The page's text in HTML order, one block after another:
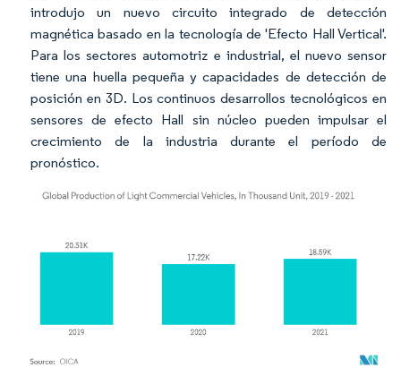
introdujo un nuevo circuito integrado de detección
magnética basado en la tecnología de 'Efecto Hall Vertical'.
Para los sectores automotriz e industrial, el nuevo sensor
tiene una huella pequeña y capacidades de detección de
posición en 3D. Los continuos desarrollos tecnológicos en
sensores de efecto Hall sin núcleo pueden impulsar el
crecimiento de la industria durante el período de
pronóstico.